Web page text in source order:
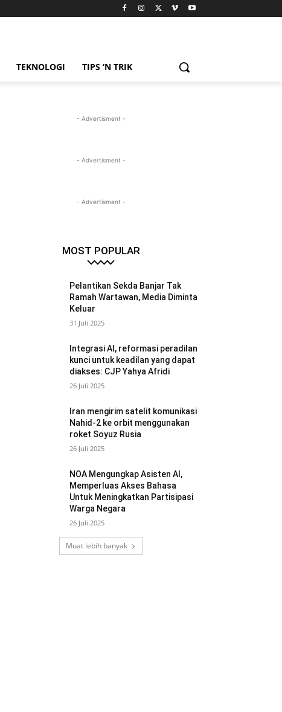
TEKNOLOGI TIPS ‘N TRIK
- Advertisment -
- Advertisment -
- Advertisment -
MOST POPULAR
Pelantikan Sekda Banjar Tak
Ramah Wartawan, Media Diminta
Keluar
31 Juli 2025
Integrasi AI, reformasi peradilan
kunci untuk keadilan yang dapat
diakses: CJP Yahya Afridi
26 Juli 2025
Iran mengirim satelit komunikasi
Nahid-2 ke orbit menggunakan
roket Soyuz Rusia
26 Juli 2025
NOA Mengungkap Asisten AI,
Memperluas Akses Bahasa
Untuk Meningkatkan Partisipasi
Warga Negara
26 Juli 2025
Muat lebih banyak